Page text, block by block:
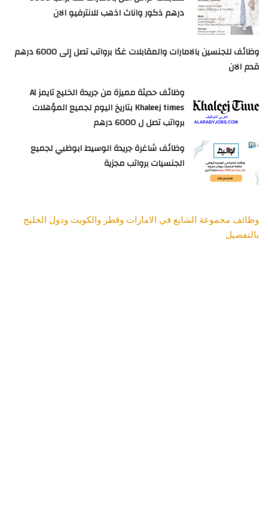
درهم ذكور واناث اذهب للانترفيو الان
وظائف للجنسين بالامارات والمقابلات غدًا برواتب تصل إلى 6000 درهم
قدم الان
وظائف حديثة مميزة من جريدة الخليج تايمز Al
Khaleej times بتاريخ اليوم لجميع المؤهلات
برواتب تصل ل 6000 درهم
وظائف شاغرة جريدة الوسيط ابوظبي لجميع
الجنسيات برواتب مجزية
وظائف مجموعة الشايع في الامارات وقطر والكويت ودول الخليج
بالتفصيل